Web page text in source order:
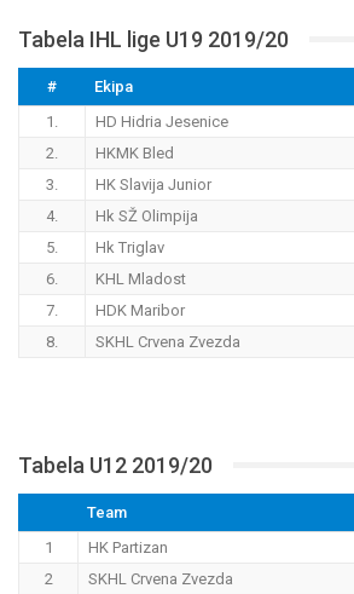
Tabela IHL lige U19 2019/20
# Ekipa
1.
HD Hidria Jesenice
2.
HKMK Bled
3.
HK Slavija Junior
4.
Hk SŽ Olimpija
5.
Hk Triglav
6.
KHL Mladost
7.
HDK Maribor
8.
SKHL Crvena Zvezda
Tabela U12 2019/20
Team
1
HK Partizan
2
SKHL Crvena Zvezda